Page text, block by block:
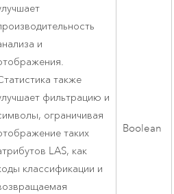
и
также
фильтрацию и
ограничивая
таких
LAS, как
классификации и
Boolean